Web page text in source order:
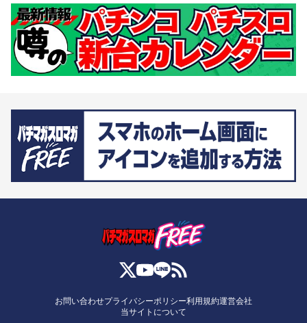
お問い合わせプライバシーポリシー利用規約運営会社
当サイトについて